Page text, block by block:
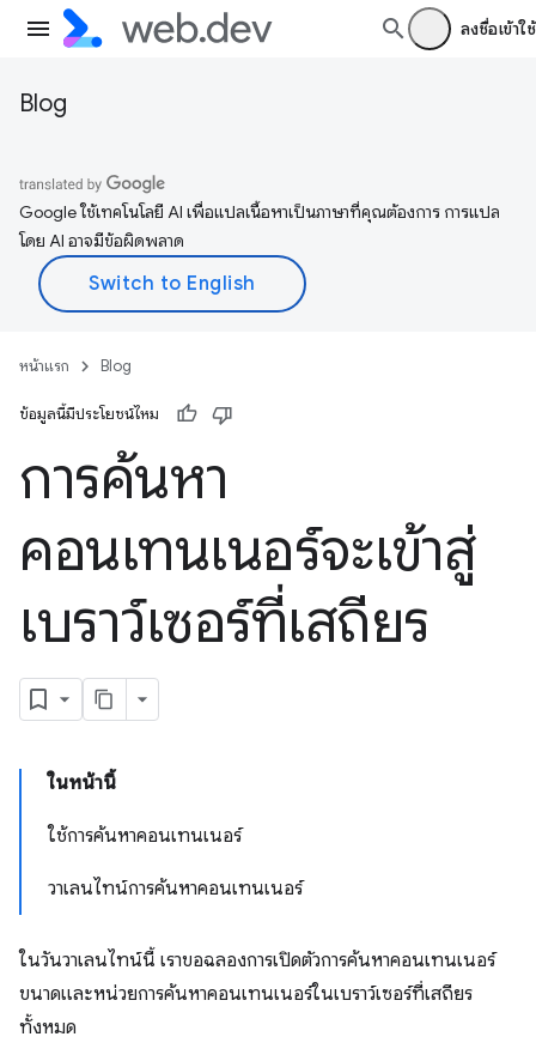
ลงชื่อเข้าใช้
Blog
Google ใช้เทคโนโลยี AI เพื่อแปลเนื้อหาเป็นภาษาที่คุณต้องการ การแปล
โดย AI อาจมีข้อผิดพลาด
หน้าแรก Blog
ข้อมูลนี้มีประโยชน์ไหม
การค้นหา
คอนเทนเนอร์จะเข้าสู่
เบราว์เซอร์ที่เสถียร
ในหน้านี้
ใช้การค้นหาคอนเทนเนอร์
วาเลนไทน์การค้นหาคอนเทนเนอร์
ในวันวาเลนไทน์นี้ เราขอฉลองการเปิดตัวการค้นหาคอนเทนเนอร์
ขนาดและหน่วยการค้นหาคอนเทนเนอร์ในเบราว์เซอร์ที่เสถียร
ทั้งหมด